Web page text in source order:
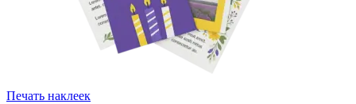
Печать наклеек